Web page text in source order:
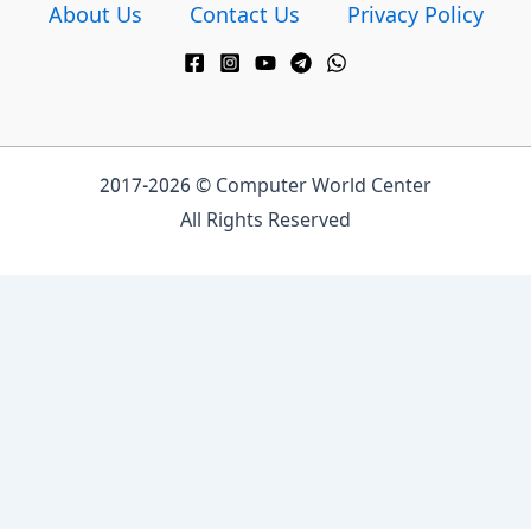
About Us Contact Us Privacy Policy
2017-2026 © Computer World Center
All Rights Reserved